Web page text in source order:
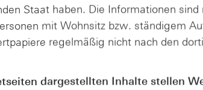
Staat haben. Die Informationen
mit Wohnsitz bzw. ständigem
regelmäßig nicht nach den
dargestellten Inhalte stellen